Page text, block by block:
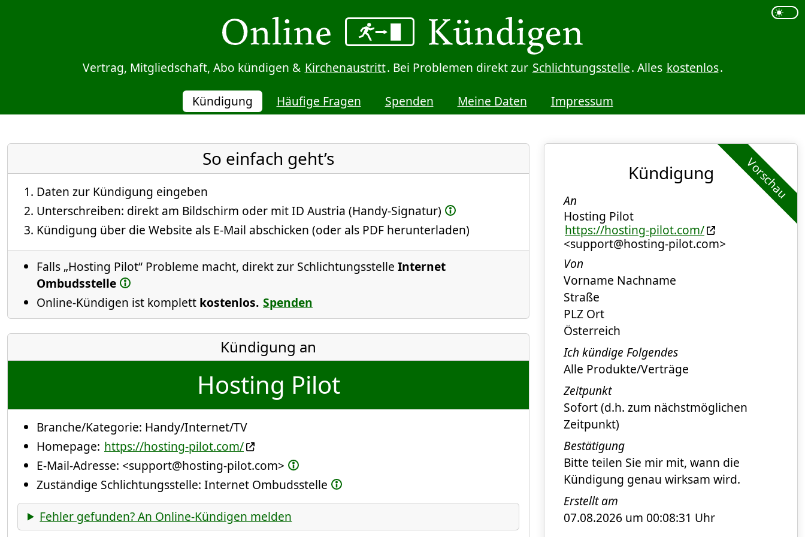
Vertrag, Mitgliedschaft, Abo kündigen & Kirchenaustritt. Bei Problemen direkt zur Schlichtungsstelle. Alles kostenlos.
Kündigung Häufige Fragen Spenden Meine Daten Impressum
So einfach geht’s
Daten zur Kündigung eingeben
Unterschreiben: direkt am Bildschirm oder mit ID Austria (Handy-Signatur)
Kündigung über die Website als E-Mail abschicken (oder als PDF herunterladen)
Falls „Hosting Pilot“ Probleme macht, direkt zur Schlichtungsstelle Internet
Ombudsstelle
Online-Kündigen ist komplett kostenlos. Spenden
Kündigung an
Hosting Pilot
Branche/Kategorie: Handy/Internet/TV
Homepage: https://hosting-pilot.com/
E-Mail-Adresse: <support@hosting-pilot.com>
Zuständige Schlichtungsstelle: Internet Ombudsstelle
Fehler gefunden? An Online-Kündigen melden
Vorschau
Kündigung
An
Hosting Pilot
https://hosting-pilot.com/
<support@hosting-pilot.com>
Von
Vorname Nachname
Straße
PLZ Ort
Österreich
Ich kündige Folgendes
Alle Produkte/Verträge
Zeitpunkt
Sofort (d.h. zum nächstmöglichen
Zeitpunkt)
Bestätigung
Bitte teilen Sie mir mit, wann die
Kündigung genau wirksam wird.
Erstellt am
07.08.2026 um 00:08:31 Uhr